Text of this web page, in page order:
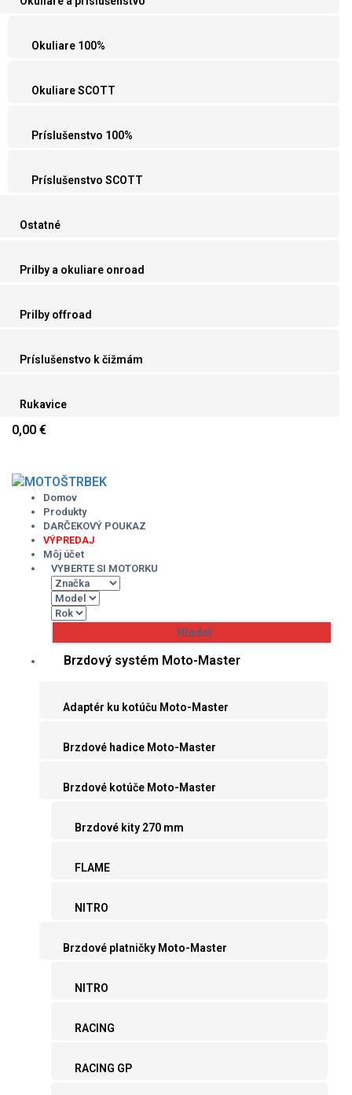
Okuliare 100%
Okuliare SCOTT
Príslušenstvo 100%
Príslušenstvo SCOTT
Ostatné
Prilby a okuliare onroad
Prilby offroad
Príslušenstvo k čižmám
Rukavice
0,00 €
contentDomov
Produkty
DARČEKOVÝ POUKAZ
VÝPREDAJ
Môj účet
VYBERTE SI MOTORKU
Brzdový systém Moto-Master
Adaptér ku kotúču Moto-Master
Brzdové hadice Moto-Master
Brzdové kotúče Moto-Master
Brzdové kity 270 mm
FLAME
NITRO
Brzdové platničky Moto-Master
NITRO
RACING
RACING GP